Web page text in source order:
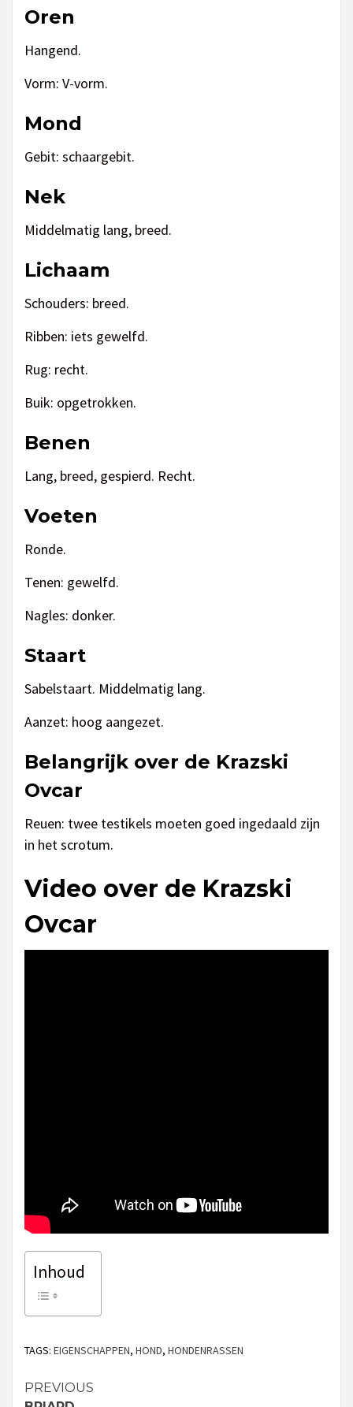
Oren
Hangend.
Vorm: V-vorm.
Mond
Gebit: schaargebit.
Nek
Middelmatig lang, breed.
Lichaam
Schouders: breed.
Ribben: iets gewelfd.
Rug: recht.
Buik: opgetrokken.
Benen
Lang, breed, gespierd. Recht.
Voeten
Ronde.
Tenen: gewelfd.
Nagles: donker.
Staart
Sabelstaart. Middelmatig lang.
Aanzet: hoog aangezet.
Belangrijk over de Krazski
Ovcar
Reuen: twee testikels moeten goed ingedaald zijn
in het scrotum.
Video over de Krazski
Ovcar
Inhoud
TAGS: EIGENSCHAPPEN, HOND, HONDENRASSEN
Continue
PREVIOUS